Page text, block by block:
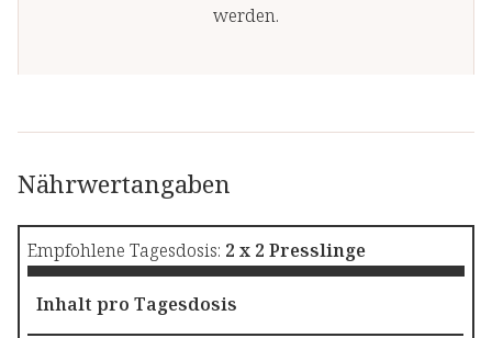
werden.
Nährwertangaben
Empfohlene Tagesdosis: 2 x 2 Presslinge
Inhalt pro Tagesdosis